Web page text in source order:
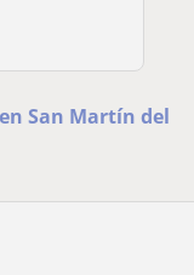
San Martín del